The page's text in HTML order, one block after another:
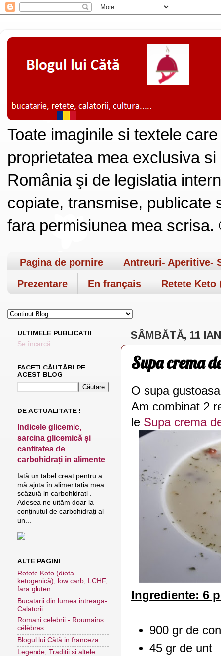
Toate imaginile si textele
proprietatea mea exclusiva
România şi de legislatia
copiate, transmise, publicate
fara permisiunea mea
Pagina de pornire
Antreuri- Aperitive-
Prezentare
En français Retete Keto
SÂMBĂTĂ, 11
Supa crema
O supa
Am combinat 2
le Supa crema
Ingrediente: 6
900 gr de
45 gr de unt
ULTIMELE PUBLICATII
Se încarcă...
FACEȚI CĂUTĂRI PE
ACEST BLOG
DE ACTUALITATE !
Indicele glicemic,
sarcina glicemică și
cantitatea de
carbohidrați in alimente
Iată un tabel creat pentru a
mă ajuta în alimentatia mea
scăzută in carbohidrati .
Adesea ne uităm doar la
conținutul de carbohidrați al
un...
ALTE PAGINI
Retete Keto (dieta
ketogenică), low carb, LCHF,
fara gluten....
Bucatarii din lumea intreaga-
Calatorii
Romani celebrii - Roumains
célèbres
Blogul lui Cătă in franceza
Legende, Traditii si altele....